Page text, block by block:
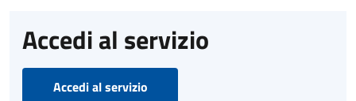
Accedi al servizio
Accedi al servizio